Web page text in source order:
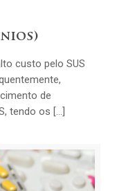
custo pelo SUS
de
tendo os […]